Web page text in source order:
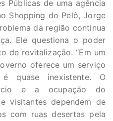
Públicas de uma agência
Shopping do Pelô, Jorge
da região continua
Ele questiona o poder
de revitalização. “Em um
oferece um serviço
quase inexistente. O
e a ocupação do
visitantes dependem de
com ruas desertas pela